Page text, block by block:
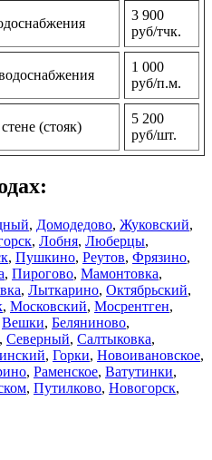
3 900
руб/тчк.
1 000
руб/п.м.
(стояк)
5 200
руб/шт.
, Домодедово, Жуковский,
, Лобня, Люберцы,
, Пушкино, Реутов, Фрязино,
, Пирогово, Мамонтовка,
, Лыткарино, Октябрьский,
, Московский, Мосрентген,
Вешки, Беляниново,
, Северный, Салтыковка,
, Горки, Новоивановское,
, Раменское, Ватутинки,
, Путилково, Новогорск,